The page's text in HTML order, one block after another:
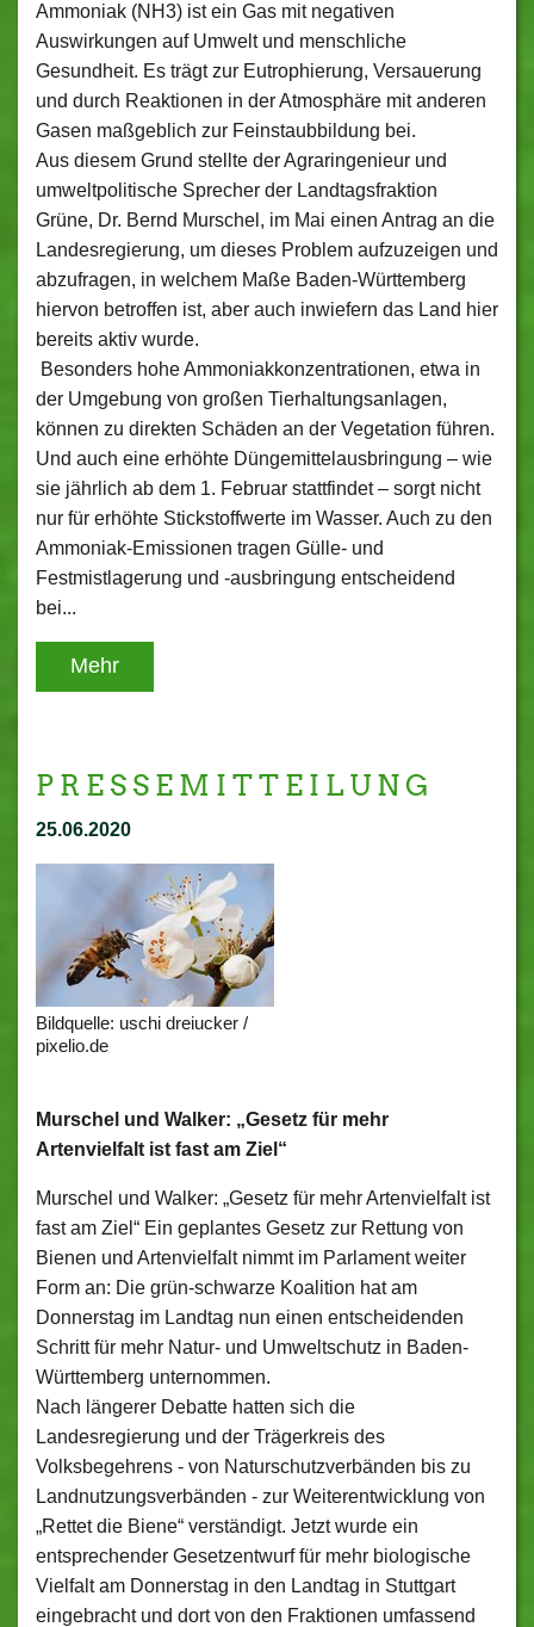
Ammoniak (NH3) ist ein Gas mit negativen
Auswirkungen auf Umwelt und menschliche
Gesundheit. Es trägt zur Eutrophierung, Versauerung
und durch Reaktionen in der Atmosphäre mit anderen
Gasen maßgeblich zur Feinstaubbildung bei.
Aus diesem Grund stellte der Agraringenieur und
umweltpolitische Sprecher der Landtagsfraktion
Grüne, Dr. Bernd Murschel, im Mai einen Antrag an die
Landesregierung, um dieses Problem aufzuzeigen und
abzufragen, in welchem Maße Baden-Württemberg
hiervon betroffen ist, aber auch inwiefern das Land hier
bereits aktiv wurde.
Besonders hohe Ammoniakkonzentrationen, etwa in
der Umgebung von großen Tierhaltungsanlagen,
können zu direkten Schäden an der Vegetation führen.
Und auch eine erhöhte Düngemittelausbringung – wie
sie jährlich ab dem 1. Februar stattfindet – sorgt nicht
nur für erhöhte Stickstoffwerte im Wasser. Auch zu den
Ammoniak-Emissionen tragen Gülle- und
Festmistlagerung und -ausbringung entscheidend
bei...
Mehr
P R E S S E M I T T E I L U N G
25.06.2020
Bildquelle: uschi dreiucker /
pixelio.de
Murschel und Walker: „Gesetz für mehr
Artenvielfalt ist fast am Ziel“
Murschel und Walker: „Gesetz für mehr Artenvielfalt ist
fast am Ziel“ Ein geplantes Gesetz zur Rettung von
Bienen und Artenvielfalt nimmt im Parlament weiter
Form an: Die grün-schwarze Koalition hat am
Donnerstag im Landtag nun einen entscheidenden
Schritt für mehr Natur- und Umweltschutz in Baden-
Württemberg unternommen.
Nach längerer Debatte hatten sich die
Landesregierung und der Trägerkreis des
Volksbegehrens - von Naturschutzverbänden bis zu
Landnutzungsverbänden - zur Weiterentwicklung von
„Rettet die Biene“ verständigt. Jetzt wurde ein
entsprechender Gesetzentwurf für mehr biologische
Vielfalt am Donnerstag in den Landtag in Stuttgart
eingebracht und dort von den Fraktionen umfassend